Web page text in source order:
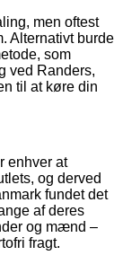
men oftest
Alternativt burde
som
ved Randers,
til at køre din
enhver at
og derved
fundet det
af deres
og mænd –
fragt.